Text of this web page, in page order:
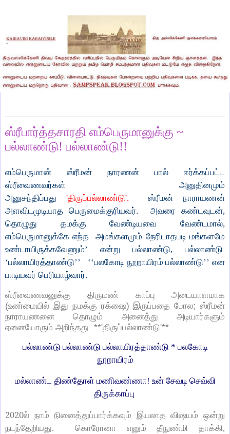
ஸ்ரீபார்த்தசாரதி எம்பெருமானுக்கு ~
பல்லாண்டு! பல்லாண்டு!!
எம்பெருமான் ஸ்ரீமன் நாரணன் பால் ஈர்க்கப்பட்ட
ஸ்ரீவைணவர்கள் அனுதினமும்
அனுசந்திப்பது 'திருப்பல்லாண்டு'. ஸ்ரீமன் நாராயணன்
அளவிடமுடியாத பெருமைக்குரியவர். அவரை கண்டவுடன்,
தொழுது தமக்கு வேண்டியவை வேண்டமால்,
எம்பெருமானுக்கே எந்த அமங்களமும் நேரிடாதபடி மங்களமே
உண்டாயிருக்கவேணும்’ என்று பல்லாண்டு, பல்லாண்டு
‘பல்லாயிரத்தாண்டு’’ ‘‘பலகோடி நூறாயிரம் பல்லாண்டு’’ என
பாடியவர் பெரியாழ்வார்.
ஸ்ரீவைணவனுக்கு திருமண் காப்பு அடையாளமாக
(உண்மையில் இது நமக்கு ரக்ஷை) இருப்பதை போல; ஸ்ரீமன்
நாராயணனை தொழும் அனைத்து அடியார்களும்
ஏனையோரும் அறிந்தது **'திருப்பல்லாண்டு'**
பல்லாண்டு பல்லாண்டு பல்லாயிரத்தாண்டு * பலகோடி
நூறாயிரம்
மல்லாண்ட திண்தோள் மணிவண்ணா! உன் சேவடி செவ்வி
திருக்காப்பு
2020ல் நாம் நினைத்துப்பார்க்கவும் இயலாத விஷயம் ஒன்று
நடந்தேறியது. கொரோனா எனும் தீநுண்மி தாக்கி,